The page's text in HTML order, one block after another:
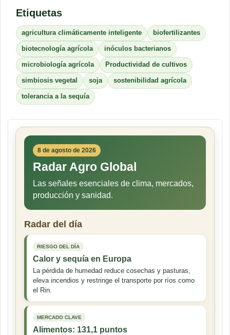
Etiquetas
agricultura climáticamente inteligente biofertilizantes
biotecnología agrícola inóculos bacterianos
microbiología agrícola Productividad de cultivos
simbiosis vegetal soja sostenibilidad agrícola
tolerancia a la sequía
8 de agosto de 2026
Radar Agro Global
Las señales esenciales de clima, mercados,
producción y sanidad.
Radar del día
RIESGO DEL DÍA
Calor y sequía en Europa
La pérdida de humedad reduce cosechas y pasturas,
eleva incendios y restringe el transporte por ríos como
el Rin.
MERCADO CLAVE
Alimentos: 131,1 puntos